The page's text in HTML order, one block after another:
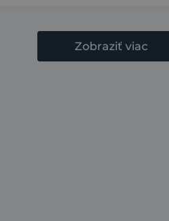
Zobraziť viac